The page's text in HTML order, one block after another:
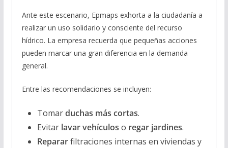
Ante este escenario, Epmaps exhorta a la ciudadanía a
realizar un uso solidario y consciente del recurso
hídrico. La empresa recuerda que pequeñas acciones
pueden marcar una gran diferencia en la demanda
general.
Entre las recomendaciones se incluyen:
Tomarduchas más cortas.
Evitar lavar vehículos o regar jardines.
Repararfiltraciones internas en viviendas y